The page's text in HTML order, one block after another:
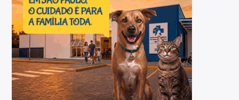
Normas e procedimentos